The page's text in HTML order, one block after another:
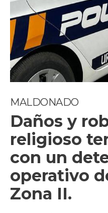
MALDONADO
Daños y
religioso
con un
operativo
Zona II.